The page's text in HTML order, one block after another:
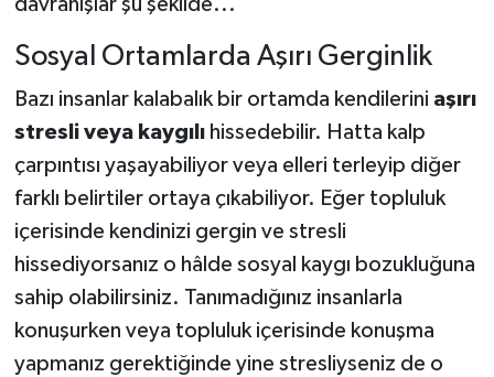
Sosyal Ortamlarda Aşırı Gerginlik
Bazı insanlar kalabalık bir ortamda kendilerini aşırı
stresli veya kaygılıhissedebilir. Hatta kalp
çarpıntısı yaşayabiliyor veya elleri terleyip diğer
farklı belirtiler ortaya çıkabiliyor. Eğer topluluk
içerisinde kendinizi gergin ve stresli
hissediyorsanız o hâlde sosyal kaygı bozukluğuna
sahip olabilirsiniz. Tanımadığınız insanlarla
konuşurken veya topluluk içerisinde konuşma
yapmanız gerektiğinde yine stresliyseniz de o